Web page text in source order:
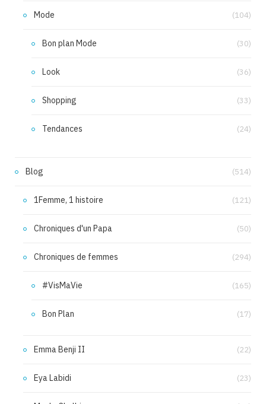
Mode (104)
Bon plan Mode (30)
Look (36)
Shopping (33)
Tendances (24)
Blog (514)
1Femme, 1 histoire (121)
Chroniques d'un Papa (50)
Chroniques de femmes (294)
#VisMaVie (165)
Bon Plan (17)
Emma Benji II (22)
Eya Labidi (23)